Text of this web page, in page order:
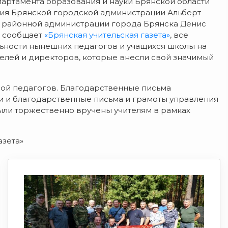
Брянской городской администрации Альберт
администрации города Брянска Денис
сообщает «Брянская учительская газета», все
нынешних педагогов и учащихся школы на
и директоров, которые внесли свой значимый
педагогов. Благодарственные письма
и благодарственные письма и грамоты управления
торжественно вручены учителям в рамках